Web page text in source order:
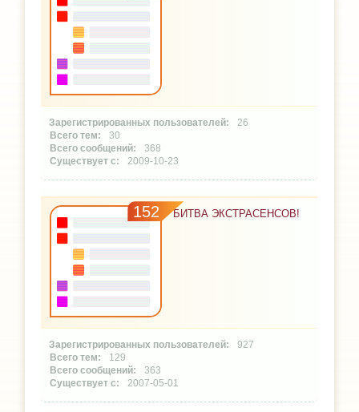
26
30
368
2009-10-23
152 БИТВА ЭКСТРАСЕНСОВ!
927
129
363
2007-05-01